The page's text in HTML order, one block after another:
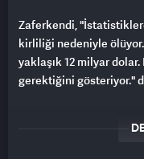
Zaferkendi,
kirliliği nedeniyle
yaklaşık 12 milyar
gerektiğini gösteriyor."